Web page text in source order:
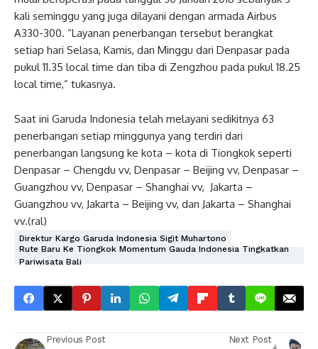
kali seminggu yang juga dilayani dengan armada Airbus
A330-300. “Layanan penerbangan tersebut berangkat
setiap hari Selasa, Kamis, dan Minggu dari Denpasar pada
pukul 11.35 local time dan tiba di Zengzhou pada pukul 18.25
local time,” tukasnya.
Saat ini Garuda Indonesia telah melayani sedikitnya 63
penerbangan setiap minggunya yang terdiri dari
penerbangan langsung ke kota – kota di Tiongkok seperti
Denpasar – Chengdu vv, Denpasar – Beijing vv, Denpasar –
Guangzhou vv, Denpasar – Shanghai vv, Jakarta –
Guangzhou vv, Jakarta – Beijing vv, dan Jakarta – Shanghai
vv.(ral)
Direktur Kargo Garuda Indonesia Sigit Muhartono
Rute Baru Ke Tiongkok Momentum Gauda Indonesia Tingkatkan
Pariwisata Bali
Previous Post Next Post